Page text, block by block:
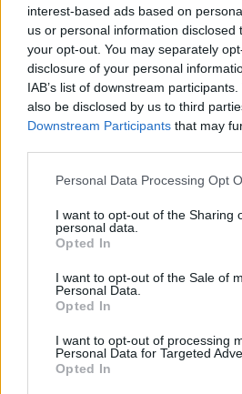
interest-based ads based on
us or personal information disclosed
your opt-out. You may separately
disclosure of your personal
IAB’s list of downstream
also be disclosed by us to third
Downstream Participants that may
Please note that this website/app
not limited to your visit or usage
grant or deny consent to Google
use your data for below specified
consent section.
Personal Data Processing Opt
I want to opt-out of the Sharing
personal data.
Opted In
I want to opt-out of the Sale of
Personal Data.
Opted In
I want to opt-out of processing
Personal Data for Targeted
Opted In
Én azonban nem a
döntéseiből kiolvasható
hitelessége miatt tiszteltem és
példaképemnek. Ellenállóként
következetesen képviselte,
gonoszságával szemben
lépnünk. Kisgazdaként
földreform nélkül nem
Magyarország
igazságtalanságok. Ötvenhat
börtönbe, mert lépéseket tett,
egyes célkitűzéseinek
tárgyalások induljanak a
István kibontakozási tervéről.
különböző formáival szemben
bátor kiállása tette alkalmassá
rendszerváltás egyik
elfogadott szereplőjévé váljon.